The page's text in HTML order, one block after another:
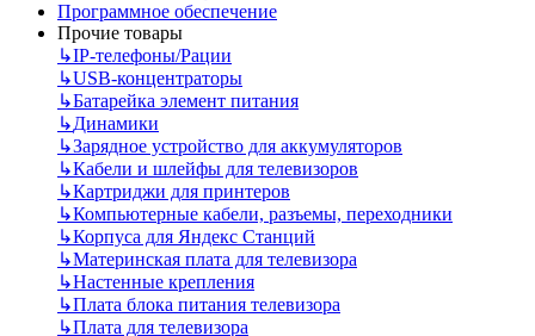
Программное обеспечение
Прочие товары
↳IP‑телефоны/Рации
↳USB-концентраторы
↳Батарейка элемент питания
↳Динамики
↳Зарядное устройство для аккумуляторов
↳Кабели и шлейфы для телевизоров
↳Картриджи для принтеров
↳Компьютерные кабели, разъемы, переходники
↳Корпуса для Яндекс Станций
↳Материнская плата для телевизора
↳Настенные крепления
↳Плата блока питания телевизора
↳Плата для телевизора